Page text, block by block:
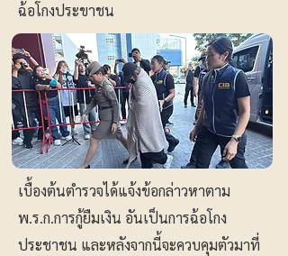
ฉ้อโกงประขาชน
เบื้องต้นตำรวจได้แจ้งข้อกล่าวหาตาม
พ.ร.ก.การกู้ยืมเงิน อันเป็นการฉ้อโกง
ประชาชน และหลังจากนี้จะควบคุมตัวมาที่